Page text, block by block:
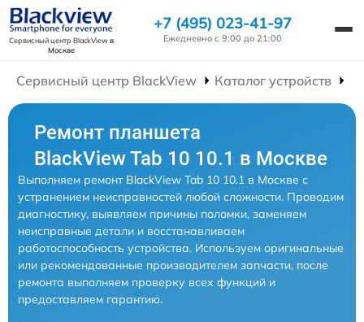
Сервисный центр BlackViewв
Москве
+7 (495) 023-41-97
Ежедневно с 9:00 до 21:00
Сервисный центр BlackView Каталог устройств
Ремонт планшета
BlackView Tab 10 10.1 в Москве
Выполняем ремонт BlackView Tab 10 10.1 в Москве с
устранением неисправностей любой сложности. Проводим
диагностику, выявляем причины поломки, заменяем
неисправные детали и восстанавливаем
работоспособность устройства. Используем оригинальные
или рекомендованные производителем запчасти, после
ремонта выполняем проверку всех функций и
предоставляем гарантию.